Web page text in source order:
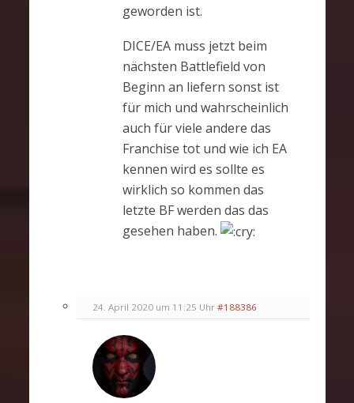
geworden ist.
DICE/EA muss jetzt beim
nächsten Battlefield von
Beginn an liefern sonst ist
für mich und wahrscheinlich
auch für viele andere das
Franchise tot und wie ich EA
kennen wird es sollte es
wirklich so kommen das
letzte BF werden das das
gesehen haben.
24. April 2020 um 11:25 Uhr #188386